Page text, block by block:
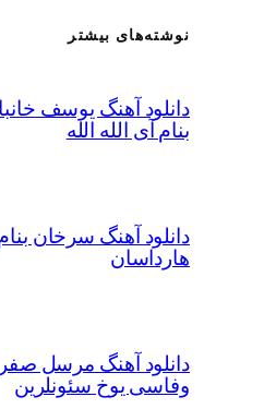
نوشته‌های بیشتر
دانلود آهنگ یوسف
بنام آی الله الله
دانلود آهنگ سرخان
هارداسان
دانلود آهنگ مرسل
وفاسی یوخ سئونلرین